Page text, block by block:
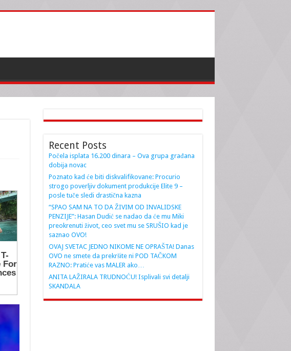
Recent Posts
Počela isplata 16.200 dinara – Ova grupa građana
dobija novac
Poznato kad će biti diskvalifikovane: Procurio
strogo poverljiv dokument produkcije Elite 9 –
posle tuče sledi drastična kazna
“SPAO SAM NA TO DA ŽIVIM OD INVALIDSKE
PENZIJE”: Hasan Dudić se nadao da će mu Miki
preokrenuti život, ceo svet mu se SRUŠIO kad je
saznao OVO!
OVAJ SVETAC JEDNO NIKOME NE OPRAŠTA! Danas
OVO ne smete da prekršite ni POD TAČKOM
RAZNO: Pratiće vas MALER ako…
ANITA LAŽIRALA TRUDNOĆU! Isplivali svi detalji
SKANDALA